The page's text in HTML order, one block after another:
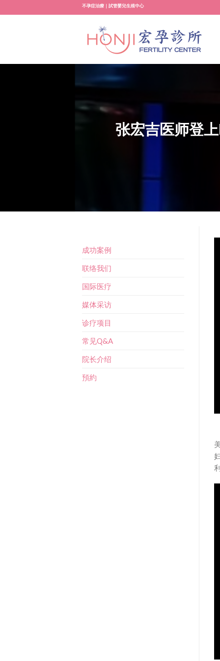
to
不孕症治療｜試管嬰兒生殖中心
张宏吉医师登
成功案例
联络我们
国际医疗
媒体采访
诊疗项目
常见Q&A
院长介绍
預約